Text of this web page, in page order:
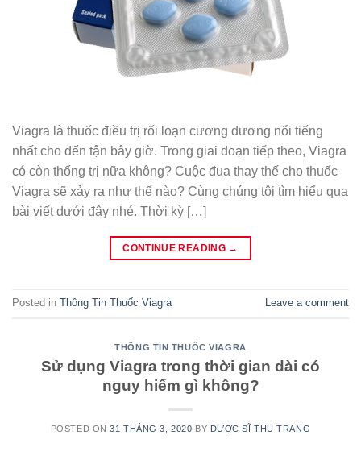
Viagra là thuốc điều trị rối loạn cương dương nổi tiếng
nhất cho đến tận bây giờ. Trong giai đoạn tiếp theo, Viagra
có còn thống trị nữa không? Cuộc đua thay thế cho thuốc
Viagra sẽ xảy ra như thế nào? Cùng chúng tôi tìm hiểu qua
bài viết dưới đây nhé. Thời kỳ […]
CONTINUE READING →
Posted in Thông Tin Thuốc Viagra Leave a comment
THÔNG TIN THUỐC VIAGRA
Sử dụng Viagra trong thời gian dài có
nguy hiểm gì không?
POSTED ON31 THÁNG 3, 2020 BY DƯỢC SĨ THU TRANG